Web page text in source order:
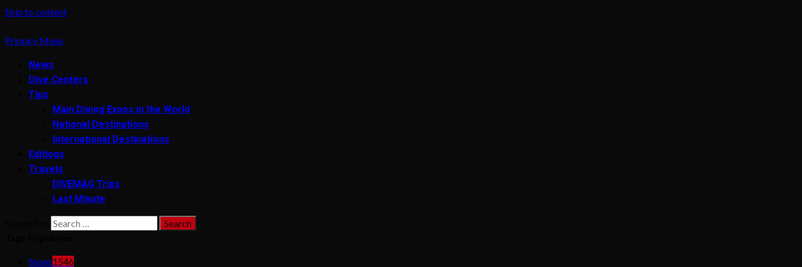
Skip to content
Primary Menu
News
Dive Centers
Tips
Main Diving Expos in the World
National Destinations
International Destinations
Editions
Travels
DIVEMAG Trips
Last Minute
News1546